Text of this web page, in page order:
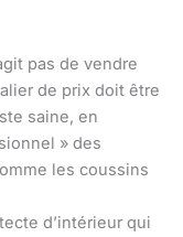
pas de vendre
de prix doit être
saine, en
» des
les coussins
d’intérieur qui